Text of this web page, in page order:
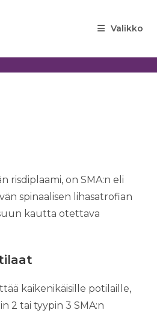
Valikko
risdiplaami, on SMA:n eli
spinaalisen lihasatrofian
kautta otettava
kaikenikäisille potilaille,
2 tai tyypin 3 SMA:n